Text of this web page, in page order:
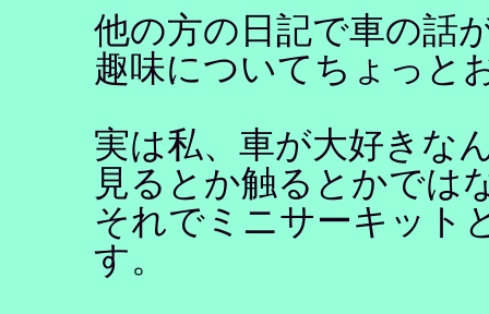
他の方の日記で車の話
趣味についてちょっと
実は私、車が大好きな
見るとか触るとかでは
それでミニサーキット
す。